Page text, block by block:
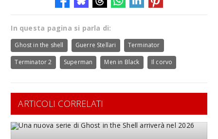
In questa pagina si parla di:
Ghost in the shell Guerre Stellari Terminator
Terminator 2 Superman Men in Black Il corvo
ARTICOLI CORRELATI